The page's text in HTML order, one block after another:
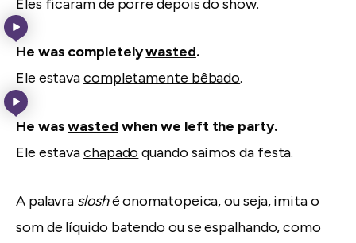
Eles ficaramde porre depois do show.
He was completelywasted.
Ele estavacompletamente bêbado.
He waswasted when we left the party.
Ele estavachapadoquando saímos da festa.
A palavra sloshé onomatopeica, ou seja, imita o
som de líquido batendo ou se espalhando, como